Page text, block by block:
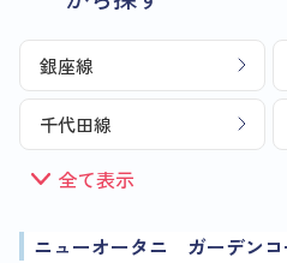
銀座線
千代田線
全て表示
ニューオータニ ガーデン